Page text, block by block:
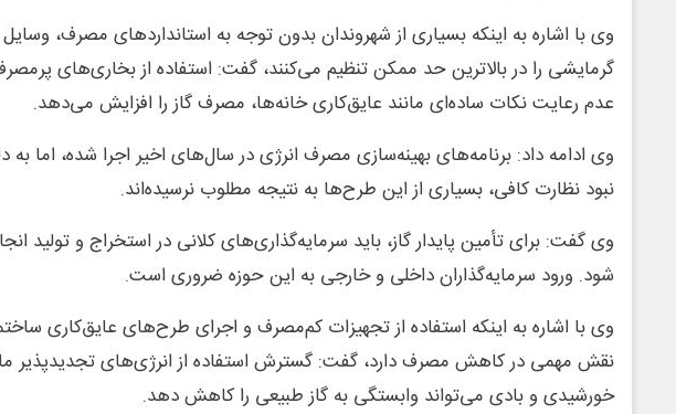
وی با اشاره به اینکه بسیاری از شهروندان بدون توجه به استانداردهای مصرف، وسایل
گرمایشی را در بالاترین حد ممکن تنظیم می‌کنند، گفت: استفاده از بخاری‌های
عدم رعایت نکات ساده‌ای مانند عایق‌کاری خانه‌ها، مصرف گاز را افزایش می‌دهد.
وی ادامه داد: برنامه‌های بهینه‌سازی مصرف انرژی در سال‌های اخیر اجرا شده، اما به
نبود نظارت کافی، بسیاری از این طرح‌ها به نتیجه مطلوب نرسیده‌اند.
وی گفت: برای تأمین پایدار گاز، باید سرمایه‌گذاری‌های کلانی در استخراج و تولید
شود. ورود سرمایه‌گذاران داخلی و خارجی به این حوزه ضروری است.
وی با اشاره به اینکه استفاده از تجهیزات کم‌مصرف و اجرای طرح‌های عایق‌کاری
نقش مهمی در کاهش مصرف دارد، گفت: گسترش استفاده از انرژی‌های تجدیدپذیر
خورشیدی و بادی می‌تواند وابستگی به گاز طبیعی را کاهش دهد.